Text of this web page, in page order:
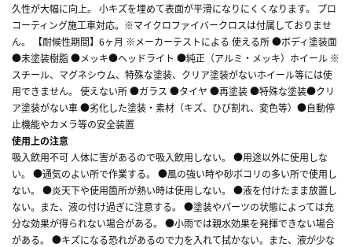
久性が大幅に向上。 小キズを埋めて表面が平滑になりにくくなります。 プロ
コーティング施工車対応。※マイクロファイバークロスは付属しておりませ
ん。 【耐候性期間】6ヶ月 ※メーカーテストによる 使える所 ●ボディ塗装面
●未塗装樹脂 ●メッキ●ヘッドライト ●純正（アルミ・メッキ）ホイール ※
スチール、マグネシウム、特殊な塗装、クリア塗装がないホイール等には使
用できません。 使えない所 ●ガラス ●タイヤ ●再塗装 ●特殊な塗装●クリ
ア塗装がない車 ●劣化した塗装・素材（キズ、ひび割れ、変色等）●自動停
止機能やカメラ等の安全装置
使用上の注意
吸入飲用不可 人体に害があるので吸入飲用しない。 ●用途以外に使用しな
い。 ●通気のよい所で作業する。 ●風の強い時や砂ボコリの多い所で使用し
ない。 ●炎天下や使用箇所が熱い時は使用しない。 ●液を付けたまま放置し
ない。また、液の付け過ぎに注意する。 ●塗装やパーツの状態によっては充
分な効果が得られない場合がある。 ●小雨では親水効果を発揮できない場合
がある。 ●キズになる恐れがあるので力を入れて拭かない。また、液が少な